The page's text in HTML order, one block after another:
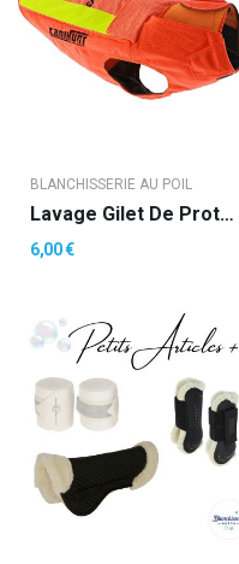
BLANCHISSERIE AU POIL
Lavage Gilet De Protection Chien
6,00 €